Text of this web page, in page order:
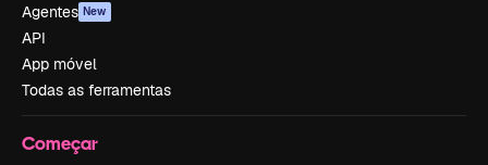
Agentes New
API
App móvel
Todas as ferramentas
Começar